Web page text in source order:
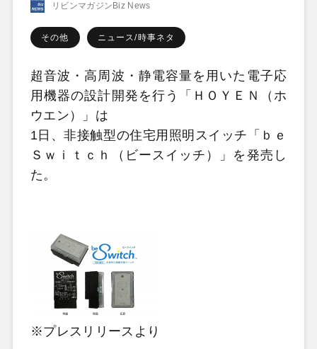
リビンマガジンBiz News
その他 ニュース/時事ネタ
超音波・高周波・静電容量を用いた電子応
用機器の設計開発を行う「ＨＯＹＥＮ（ホ
ウエン）」は
1日、非接触型の住宅用照明スイッチ「ｂｅ
Ｓｗｉｔｃｈ（ビースイッチ）」を発売し
た。
※プレスリリースより